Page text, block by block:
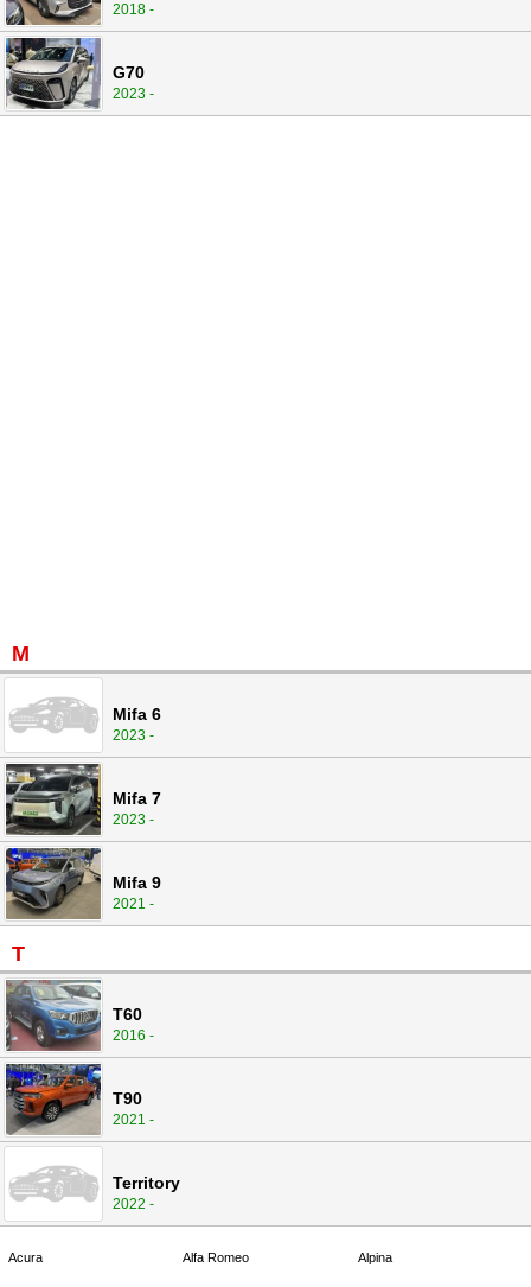
2018 -
G70
2023 -
M
Mifa 6
2023 -
Mifa 7
2023 -
Mifa 9
2021 -
T
T60
2016 -
T90
2021 -
Territory
2022 -
Acura Alfa Romeo Alpina